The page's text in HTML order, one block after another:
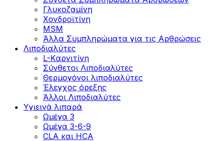
Γλυκοζαμίνη
Χονδροϊτίνη
MSM
Άλλα Συμπληρώματα για τις Αρθρώσεις
Λιποδιαλύτες
L-Kαρνιτίνη
Σύνθετοι Λιποδιαλύτες
Θερμογόνοι λιποδιαλύτες
Έλεγχος όρεξης
Άλλοι Λιποδιαλύτες
Υγιεινά λιπαρά
Ωμέγα 3
Ωμέγα 3-6-9
CLA και HCA